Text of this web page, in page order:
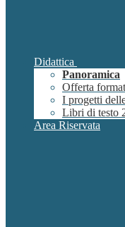
Didattica
Panoramica
Offerta
I progetti
Libri di testo
Area Riservata